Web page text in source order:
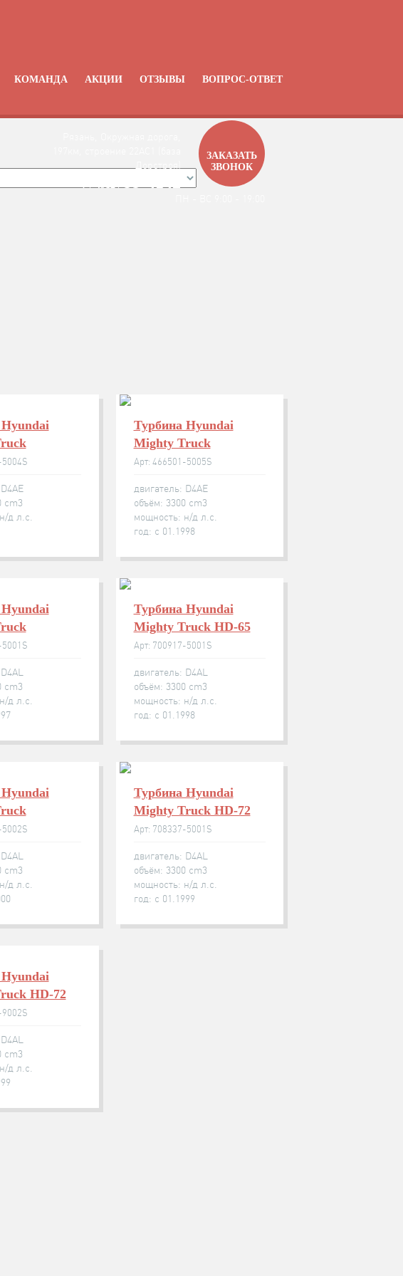
КОМАНДА АКЦИИ ОТЗЫВЫ ВОПРОС-ОТВЕТ
ЗАКАЗАТЬ
ЗВОНОК
Дорстроя)
+7 / 4912 /
cm3
д л.с.
Турбина Hyundai
Mighty Truck
Арт: 466501-5005S
двигатель: D4AE
объём: 3300 cm3
мощность: н/д л.с.
год: с 01.1998
cm3
д л.с.
Турбина Hyundai
Mighty Truck HD-65
Арт: 700917-5001S
двигатель: D4AL
объём: 3300 cm3
мощность: н/д л.с.
год: с 01.1998
cm3
д л.с.
Турбина Hyundai
Mighty Truck HD-72
Арт: 708337-5001S
двигатель: D4AL
объём: 3300 cm3
мощность: н/д л.с.
год: с 01.1999
HD-72
cm3
д л.с.